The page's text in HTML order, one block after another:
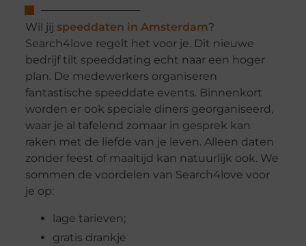
Wil jij speeddaten in Amsterdam?
Search4love regelt het voor je. Dit nieuwe
bedrijf tilt speeddating echt naar een hoger
plan. De medewerkers organiseren
fantastische speeddate events. Binnenkort
worden er ook speciale diners georganiseerd,
waar je al tafelend zomaar in gesprek kan
raken met de liefde van je leven. Alleen daten
zonder feest of maaltijd kan natuurlijk ook. We
sommen de voordelen van Search4love voor
je op:
lage tarieven;
gratis drankje